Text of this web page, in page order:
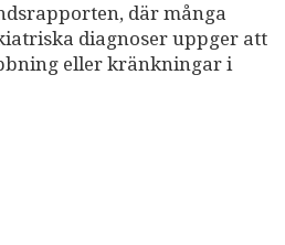
där många
diagnoser uppger att
eller kränkningar i